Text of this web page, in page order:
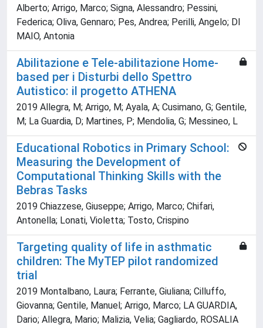
Alberto; Arrigo, Marco; Signa, Alessandro; Pessini,
Federica; Oliva, Gennaro; Pes, Andrea; Perilli, Angelo; DI
MAIO, Antonia
Abilitazione e Tele-abilitazione Home-
based per i Disturbi dello Spettro
Autistico: il progetto ATHENA
2019 Allegra, M; Arrigo, M; Ayala, A; Cusimano, G; Gentile,
M; La Guardia, D; Martines, P; Mendolia, G; Messineo, L
Educational Robotics in Primary School:
Measuring the Development of
Computational Thinking Skills with the
Bebras Tasks
2019 Chiazzese, Giuseppe; Arrigo, Marco; Chifari,
Antonella; Lonati, Violetta; Tosto, Crispino
Targeting quality of life in asthmatic
children: The MyTEP pilot randomized
trial
2019 Montalbano, Laura; Ferrante, Giuliana; Cilluffo,
Giovanna; Gentile, Manuel; Arrigo, Marco; LA GUARDIA,
Dario; Allegra, Mario; Malizia, Velia; Gagliardo, ROSALIA